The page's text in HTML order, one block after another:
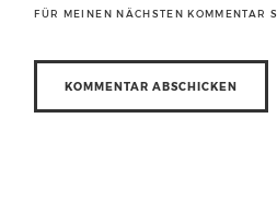
FÜR MEINEN NÄCHSTEN KOMMENTAR